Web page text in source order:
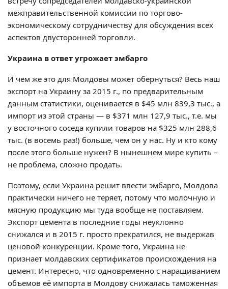
межправительственной комиссии по торгово-
экономическому сотрудничеству для обсуждения всех
аспектов двусторонней торговли.
Украина в ответ угрожает эмбарго
И чем же это для Молдовы может обернуться? Весь наш
экспорт на Украину за 2015 г., по предварительным
данным статистики, оценивается в $45 млн 839,3 тыс., а
импорт из этой страны — в $371 млн 127,9 тыс., т.е. мы
у восточного соседа купили товаров на $325 млн 288,6
тыс. (в восемь раз!) больше, чем он у нас. Ну и кто кому
после этого больше нужен? В нынешнем мире купить –
не проблема, сложно продать.
Поэтому, если Украина решит ввести эмбарго, Молдова
практически ничего не теряет, потому что молочную и
мясную продукцию мы туда вообще не поставляем.
Экспорт цемента в последние годы неуклонно
снижался и в 2015 г. просто прекратился, не выдержав
ценовой конкуренции. Кроме того, Украина не
признает молдавских сертификатов происхождения на
цемент. Интересно, что одновременно с наращиванием
объемов её импорта в Молдову снижалась таможенная